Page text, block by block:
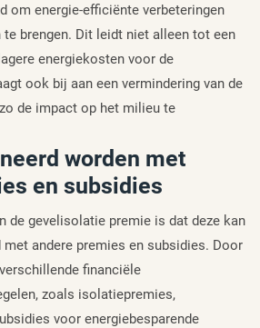
om energie-efficiënte verbeteringen
te brengen. Dit leidt niet alleen tot een
energiekosten voor de
ook bij aan een vermindering van de
de impact op het milieu te
worden met
en subsidies
de gevelisolatie premie is dat deze kan
andere premies en subsidies. Door
financiële
zoals isolatiepremies,
voor energiebesparende